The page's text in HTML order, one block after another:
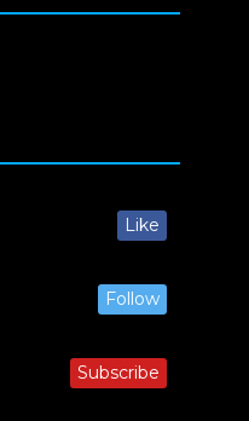
Like
Follow
Subscribe